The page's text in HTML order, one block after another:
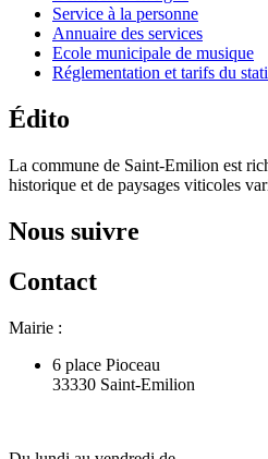
Service à la personne
Annuaire des services
Ecole municipale de musique
Réglementation et tarifs du
Édito
La commune de Saint-Emilion est
historique et de paysages viticoles
Nous suivre
Contact
Mairie :
6 place Pioceau
33330 Saint-Emilion